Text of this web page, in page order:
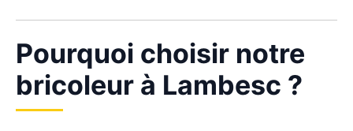
Pourquoi choisir notre
bricoleur à Lambesc ?